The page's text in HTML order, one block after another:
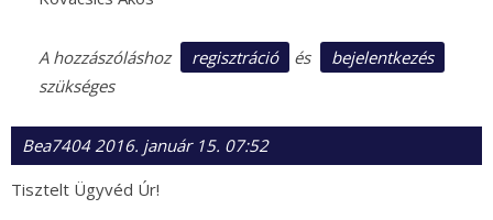
A hozzászóláshoz regisztráció és
bejelentkezés
szükséges
Bea7404 2016. január 15. 07:52
Tisztelt Ügyvéd Úr!